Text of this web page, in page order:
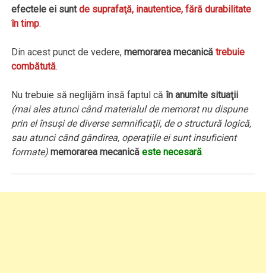
efectele ei suntde suprafaţă, inautentice, fără durabilitate
în timp.
Din acest punct de vedere,memorarea mecanicătrebuie
combătută.
Nu trebuie să neglijăm însă faptul căîn anumite situaţii
(mai ales atunci când materialul de memorat nu dispune
prin el însuşi de diverse semnificaţii, de o structură logică,
sau atunci când gândirea, operaţiile ei sunt insuficient
formate) memorarea mecanicăeste necesară.